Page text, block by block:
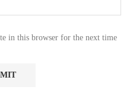
in this browser for the next time